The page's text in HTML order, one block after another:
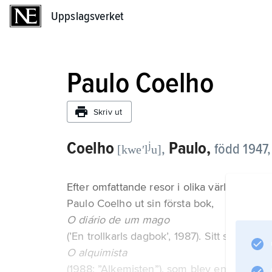
Uppslagsverket
Paulo Coelho
Skriv ut
Coelho [kweʹlju], Paulo, född
Efter omfattande resor i olika världsdelar
Paulo Coelho ut sin första bok,
O diário de um mago
(’En trollkarls dagbok’, 1987). Sitt stora
O alquimista
(1988; ”Alkemisten”), som blev en